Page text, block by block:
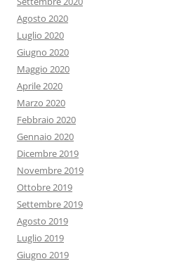
Agosto 2020
Luglio 2020
Giugno 2020
Maggio 2020
Aprile 2020
Marzo 2020
Febbraio 2020
Gennaio 2020
Dicembre 2019
Novembre 2019
Ottobre 2019
Settembre 2019
Agosto 2019
Luglio 2019
Giugno 2019